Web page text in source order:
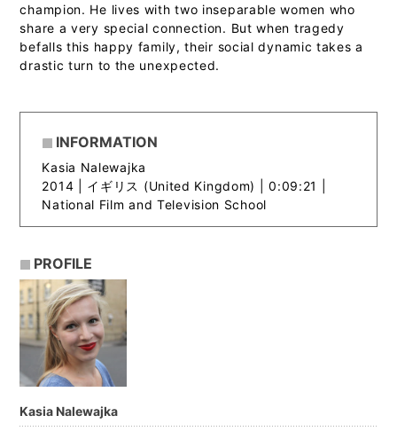
champion. He lives with two inseparable women who
share a very special connection. But when tragedy
befalls this happy family, their social dynamic takes a
drastic turn to the unexpected.
INFORMATION
Kasia Nalewajka
2014 | イギリス (United Kingdom) | 0:09:21 |
National Film and Television School
PROFILE
Kasia Nalewajka